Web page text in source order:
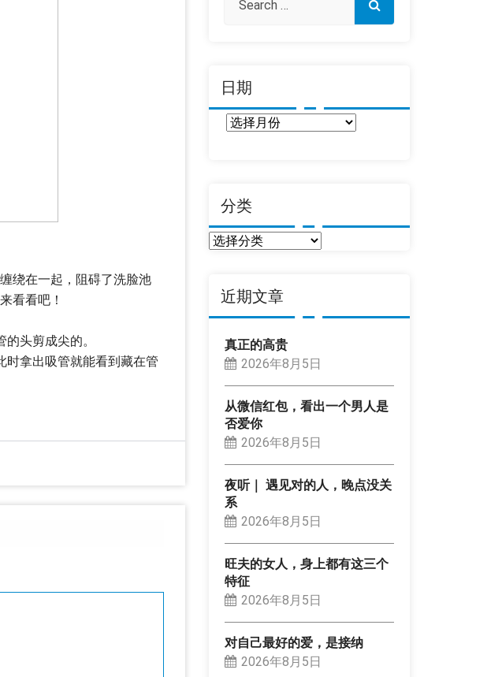
绕在一起，阻碍了洗脸池
看看吧！
头剪成尖的。
时拿出吸管就能看到藏在管
日期
分类
分
近期文章
真正的高贵
2026年8月5日
从微信红包，看出一个男人是
否爱你
2026年8月5日
夜听｜ 遇见对的人，晚点没关
系
2026年8月5日
旺夫的女人，身上都有这三个
特征
2026年8月5日
对自己最好的爱，是接纳
2026年8月5日